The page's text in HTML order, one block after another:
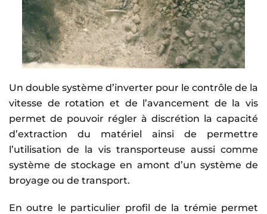
Un double système d’inverter pour le contrôle de la
vitesse de rotation et de l’avancement de la vis
permet de pouvoir régler à discrétion la capacité
d’extraction du matériel ainsi de permettre
l’utilisation de la vis transporteuse aussi comme
système de stockage en amont d’un système de
broyage ou de transport.
En outre le particulier profil de la trémie permet